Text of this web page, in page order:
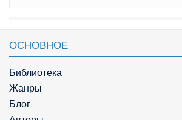
ОСНОВНОЕ
Библиотека
Жанры
Блог